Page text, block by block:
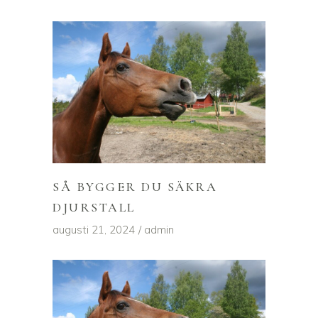
SÅ BYGGER DU SÄKRA
DJURSTALL
augusti 21, 2024 admin